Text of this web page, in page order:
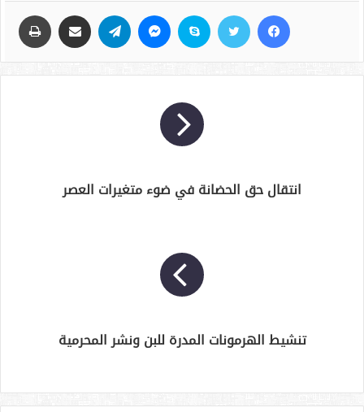
انتقال حق الحضانة في ضوء متغيرات العصر
تنشيط الهرمونات المدرة للبن ونشر المحرمية